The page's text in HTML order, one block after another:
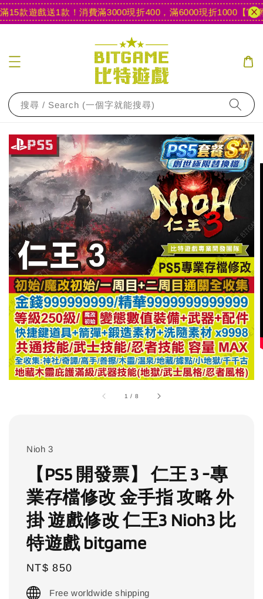
款遊戲送1款！消費滿3000現折400，滿6000現折1000【官網
搜尋 / Search (一個字就能搜尋)
1 / 8
Nioh 3
【PS5 開發票】 仁王 3 -專
業存檔修改 金手指 攻略 外
掛 遊戲修改 仁王3 Nioh3 比
特遊戲 bitgame
Regular
price
NT$ 850
Free worldwide shipping